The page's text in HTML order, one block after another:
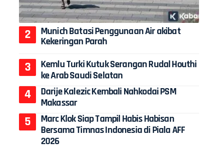
Munich Batasi Penggunaan Air akibat
Kekeringan Parah
Kemlu Turki Kutuk Serangan Rudal Houthi
ke Arab Saudi Selatan
Darije Kalezic Kembali Nahkodai PSM
Makassar
Marc Klok Siap Tampil Habis Habisan
Bersama Timnas Indonesia di Piala AFF
2026